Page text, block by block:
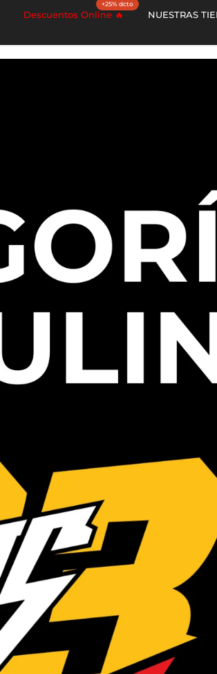
Descuentos Online 🔥
+25% dcto
NUESTRAS